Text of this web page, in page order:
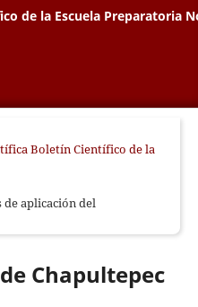
de la Escuela Preparatoria
Boletín Científico de la
de aplicación del
Chapultepec